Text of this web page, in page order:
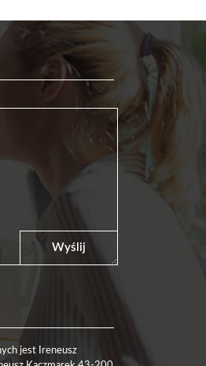
Wyślij
jest Ireneusz